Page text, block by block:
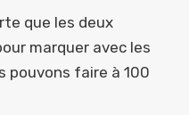
que les deux
marquer avec les
pouvons faire à 100